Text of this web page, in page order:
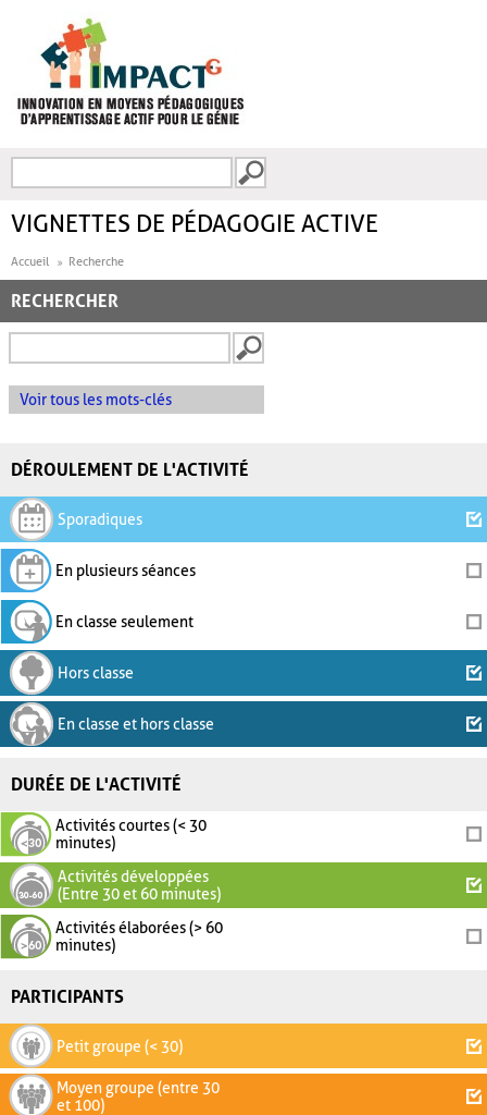
FORMULAIRE DE
VIGNETTES DE PÉDAGOGIE ACTIVE
Accueil Recherche
RECHERCHER
Voir tous les mots-clés
DÉROULEMENT DE L'ACTIVITÉ
Sporadiques
En plusieurs séances
En classe seulement
Hors classe
En classe et hors classe
DURÉE DE L'ACTIVITÉ
Activités courtes (< 30
minutes)
Activités développées
(Entre 30 et 60 minutes)
Activités élaborées (> 60
minutes)
PARTICIPANTS
Petit groupe (< 30)
Moyen groupe (entre 30
et 100)